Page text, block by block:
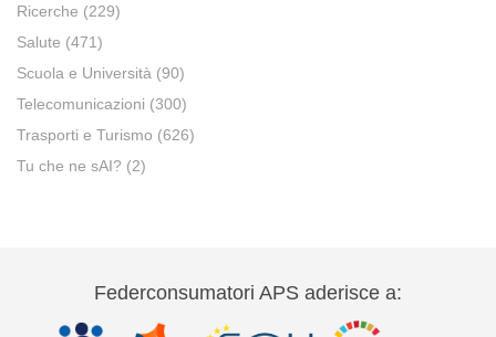
Ricerche (229)
Salute (471)
Scuola e Università (90)
Telecomunicazioni (300)
Trasporti e Turismo (626)
Tu che ne sAI? (2)
Federconsumatori APS aderisce a: